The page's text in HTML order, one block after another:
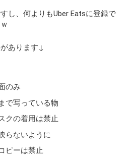
し、何よりもUber Eatsに登録で
あります↓
のみ
で写っている物
クの着用は禁止
らないように
ピーは禁止